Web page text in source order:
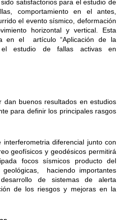
satisfactorios para el estudio de
comportamiento en el antes,
el evento sísmico, deformación
horizontal y vertical. Esta
en el artículo “Aplicación de la
estudio de fallas activas en
buenos resultados en estudios
para definir los principales rasgos
diferencial junto con
geofísicos y geodésicos permitirá
focos sísmicos producto del
haciendo importantes
de sistemas de alerta
de los riesgos y mejoras en la